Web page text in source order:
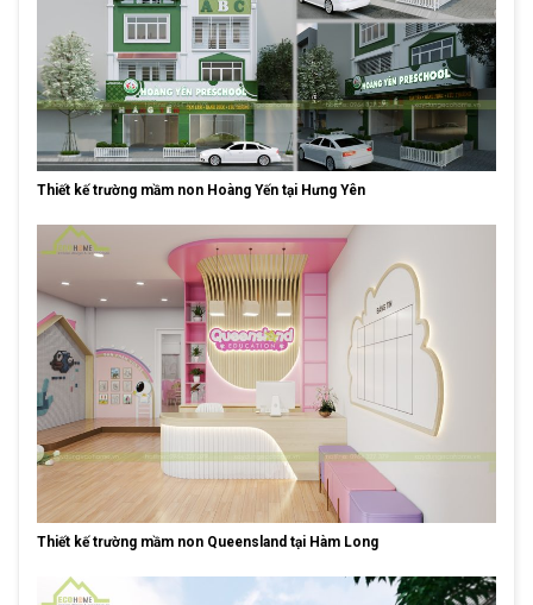
Thiết kế trường mầm non Hoàng Yến tại Hưng Yên
Thiết kế trường mầm non Queensland tại Hàm Long